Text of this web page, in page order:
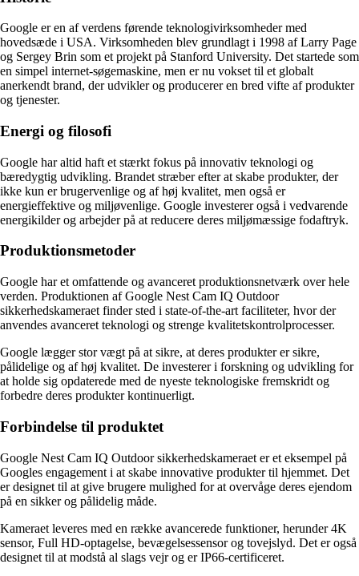
Google er en af verdens førende teknologivirksomheder med
hovedsæde i USA. Virksomheden blev grundlagt i 1998 af Larry Page
og Sergey Brin som et projekt på Stanford University. Det startede som
en simpel internet-søgemaskine, men er nu vokset til et globalt
anerkendt brand, der udvikler og producerer en bred vifte af produkter
og tjenester.
Energi og filosofi
Google har altid haft et stærkt fokus på innovativ teknologi og
bæredygtig udvikling. Brandet stræber efter at skabe produkter, der
ikke kun er brugervenlige og af høj kvalitet, men også er
energieffektive og miljøvenlige. Google investerer også i vedvarende
energikilder og arbejder på at reducere deres miljømæssige fodaftryk.
Produktionsmetoder
Google har et omfattende og avanceret produktionsnetværk over hele
verden. Produktionen af Google Nest Cam IQ Outdoor
sikkerhedskameraet finder sted i state-of-the-art faciliteter, hvor der
anvendes avanceret teknologi og strenge kvalitetskontrolprocesser.
Google lægger stor vægt på at sikre, at deres produkter er sikre,
pålidelige og af høj kvalitet. De investerer i forskning og udvikling for
at holde sig opdaterede med de nyeste teknologiske fremskridt og
forbedre deres produkter kontinuerligt.
Forbindelse til produktet
Google Nest Cam IQ Outdoor sikkerhedskameraet er et eksempel på
Googles engagement i at skabe innovative produkter til hjemmet. Det
er designet til at give brugere mulighed for at overvåge deres ejendom
på en sikker og pålidelig måde.
Kameraet leveres med en række avancerede funktioner, herunder 4K
sensor, Full HD-optagelse, bevægelsessensor og tovejslyd. Det er også
designet til at modstå al slags vejr og er IP66-certificeret.